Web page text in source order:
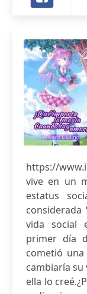
https://
vive en un
estatus
vida social
primer día
cometió
cambiaría su
ella lo